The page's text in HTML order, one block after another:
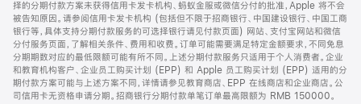
择的分期付款方案未获得信用卡发卡机构、蚂蚁金服或微信分付的批准，Apple 将不会
被告知原因。请参阅信用卡发卡机构 (包括但不限于招商银行、中国建设银行、中国工商
银行等，具体支持分期付款服务的可选择银行请见付款页面) 网站、支付宝网站和微信
分付服务页面，了解相关条件、费用和收费。订单可能需要满足特定金额要求，不同免息
分期期数对应的最低限额可能有所不同。上述分期付款服务只适用于个人消费者。企业
和教育机构客户、企业员工购买计划 (EPP) 和 Apple 员工购买计划 (EPP) 适用的分
期付款方案可能与上述方案不同，详情请参见教育商店、EPP 在线商店和企业商店。公
司信用卡无资格申请分期。招商银行分期付款单笔订单最高限额为 RMB 150000。